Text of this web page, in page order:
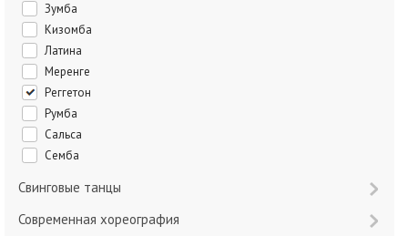
Зумба
Кизомба
Латина
Меренге
Реггетон
Румба
Сальса
Семба
Свинговые танцы
Современная хореография